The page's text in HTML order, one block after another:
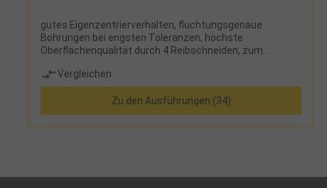
gutes Eigenzentrierverhalten, fluchtungsgenaue
Bohrungen bei engsten Toleranzen, höchste
Oberflächenqualität durch 4 Reibschneiden, zum
und Reiben in einem Arbeitsgang
Vergleichen
Zu den Ausführungen (34)